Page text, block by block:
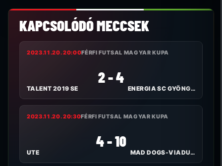
KAPCSOLÓDÓ MECCSEK
2023.11.20. 20:00FÉRFI FUTSAL MAGYAR KUPA
TALENT 2019 SE
2 - 4
ENERGIA SC GYÖNGYÖS
2023.11.20. 20:30FÉRFI FUTSAL MAGYAR KUPA
UTE
4 - 10
MAD DOGS-VIADUKT SE